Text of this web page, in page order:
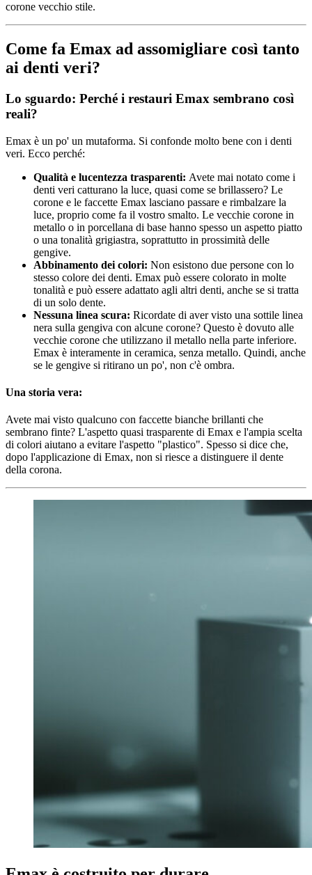
corone vecchio stile.
Come fa Emax ad assomigliare così tanto
ai denti veri?
Lo sguardo: Perché i restauri Emax sembrano così
reali?
Emax è un po' un mutaforma. Si confonde molto bene con i denti
veri. Ecco perché:
Qualità e lucentezza trasparenti: Avete mai notato come i
denti veri catturano la luce, quasi come se brillassero? Le
corone e le faccette Emax lasciano passare e rimbalzare la
luce, proprio come fa il vostro smalto. Le vecchie corone in
metallo o in porcellana di base hanno spesso un aspetto piatto
o una tonalità grigiastra, soprattutto in prossimità delle
gengive.
Abbinamento dei colori: Non esistono due persone con lo
stesso colore dei denti. Emax può essere colorato in molte
tonalità e può essere adattato agli altri denti, anche se si tratta
di un solo dente.
Nessuna linea scura: Ricordate di aver visto una sottile linea
nera sulla gengiva con alcune corone? Questo è dovuto alle
vecchie corone che utilizzano il metallo nella parte inferiore.
Emax è interamente in ceramica, senza metallo. Quindi, anche
se le gengive si ritirano un po', non c'è ombra.
Una storia vera:
Avete mai visto qualcuno con faccette bianche brillanti che
sembrano finte? L'aspetto quasi trasparente di Emax e l'ampia scelta
di colori aiutano a evitare l'aspetto "plastico". Spesso si dice che,
dopo l'applicazione di Emax, non si riesce a distinguere il dente
della corona.